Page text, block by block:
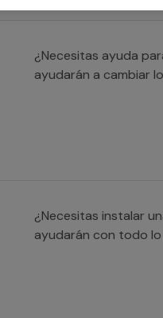
¿Necesitas ayuda
ayudarán a cambiar
¿Necesitas instalar
ayudarán con todo